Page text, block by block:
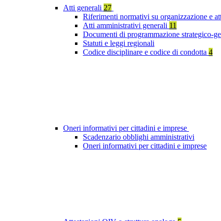
Atti generali 27
Riferimenti normativi su organizzazione e
Atti amministrativi generali 11
Documenti di programmazione strategico-
Statuti e leggi regionali
Codice disciplinare e codice di condotta 4
Oneri informativi per cittadini e imprese
Scadenzario obblighi amministrativi
Oneri informativi per cittadini e imprese